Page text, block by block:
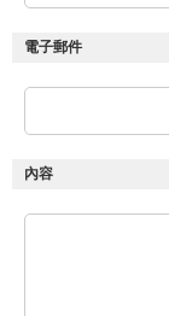
電子郵件
內容